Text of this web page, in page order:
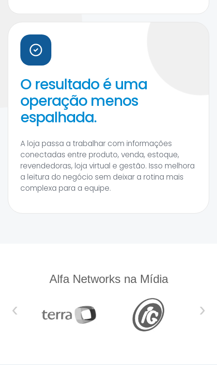
O resultado é uma
operação menos
espalhada.
A loja passa a trabalhar com informações
conectadas entre produto, venda, estoque,
revendedoras, loja virtual e gestão. Isso melhora
a leitura do negócio sem deixar a rotina mais
complexa para a equipe.
Alfa Networks na Mídia
‹ ›